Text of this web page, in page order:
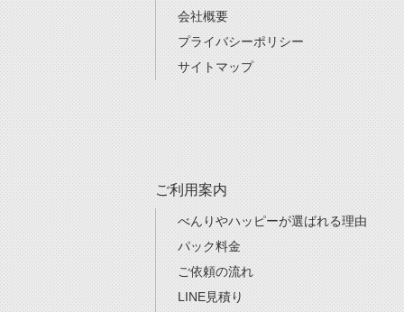
会社概要
プライバシーポリシー
サイトマップ
ご利用案内
べんりやハッピーが選ばれる理由
パック料金
ご依頼の流れ
LINE見積り